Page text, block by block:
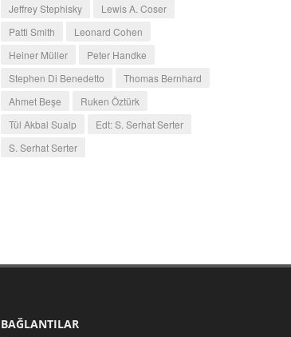
Jeffrey Stephisky
Lewis A. Coser
Patti Smith
Leonard Cohen
Heiner Müller
Peter Handke
Stephen Di Benedetto
Thomas Bernhard
Ahmet Beşe
Ruken Öztürk
Tül Akbal Sualp
Edt: S. Serhat Serter
S. Serhat Serter
BAĞLANTILAR